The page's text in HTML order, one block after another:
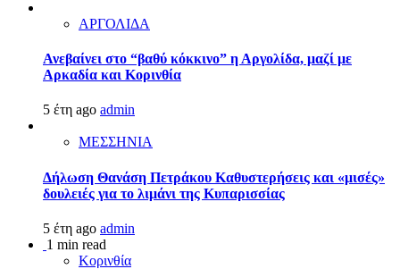
ΑΡΓΟΛΙΔΑ
Ανεβαίνει στο “βαθύ κόκκινο” η Αργολίδα, μαζί με
Αρκαδία και Κορινθία
5 έτη ago admin
ΜΕΣΣΗΝΙΑ
Δήλωση Θανάση Πετράκου Καθυστερήσεις και «μισές»
δουλειές για το λιμάνι της Κυπαρισσίας
5 έτη ago admin
1 min read
Κορινθία